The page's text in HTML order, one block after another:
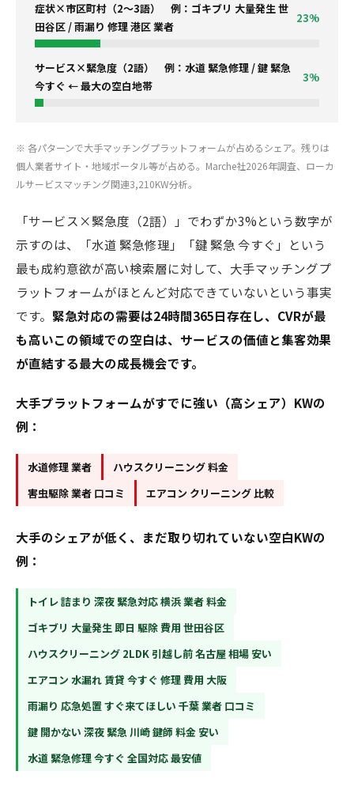
症状×市区町村（2〜3語） 例：ゴキブリ 大量発生 世
田谷区 / 雨漏り 修理 港区 業者
23%
サービス×緊急度（2語） 例：水道 緊急修理 / 鍵 緊急
今すぐ ← 最大の空白地帯
3%
※ 各パターンで大手マッチングプラットフォームが占めるシェア。残りは
個人業者サイト・地域ポータル等が占める。Marche社2026年調査、ローカ
ルサービスマッチング関連3,210KW分析。
「サービス×緊急度（2語）」でわずか3%という数字が
示すのは、「水道 緊急修理」「鍵 緊急 今すぐ」という
最も成約意欲が高い検索層に対して、大手マッチングプ
ラットフォームがほとんど対応できていないという事実
です。 緊急対応の需要は24時間365日存在し、CVRが最
も高いこの領域での空白は、サービスの価値と集客効果
が直結する最大の成長機会です。
大手プラットフォームがすでに強い（高シェア）KWの
例：
水道修理 業者
ハウスクリーニング 料金
害虫駆除 業者 口コミ
エアコン クリーニング 比較
大手のシェアが低く、まだ取り切れていない空白KWの
例：
トイレ 詰まり 深夜 緊急対応 横浜 業者 料金
ゴキブリ 大量発生 即日 駆除 費用 世田谷区
ハウスクリーニング 2LDK 引越し前 名古屋 相場 安い
エアコン 水漏れ 賃貸 今すぐ 修理 費用 大阪
雨漏り 応急処置 すぐ来てほしい 千葉 業者 口コミ
鍵 開かない 深夜 緊急 川崎 鍵師 料金 安い
水道 緊急修理 今すぐ 全国対応 最安値